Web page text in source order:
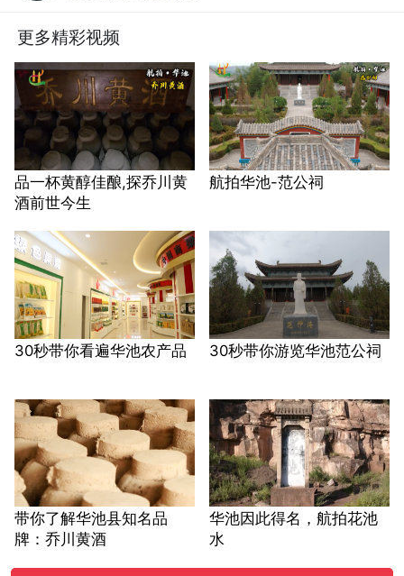
更多精彩视频
品一杯黄醇佳酿,探乔川黄
酒前世今生
航拍华池-范公祠
30秒带你看遍华池农产品 30秒带你游览华池范公祠
带你了解华池县知名品
牌：乔川黄酒
华池因此得名，航拍花池
水